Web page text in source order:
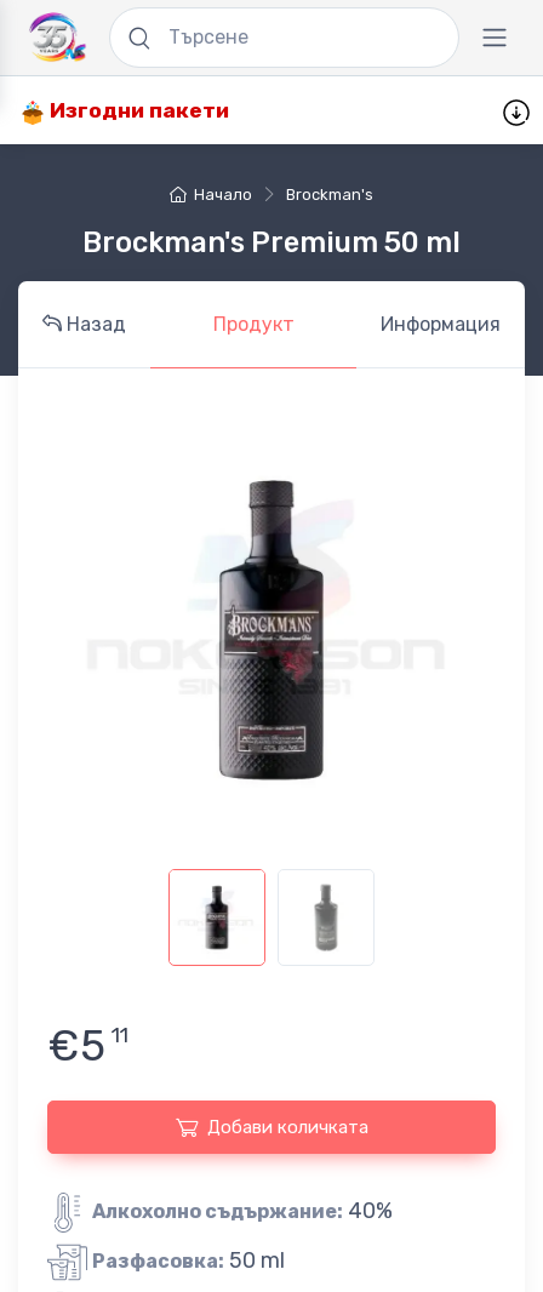
Изгодни пакети
Начало Brockman's
Brockman's Premium 50 ml
Назад Продукт Информация
€5 11
Добави количката
Алкохолно съдържание: 40%
Разфасовка: 50 ml